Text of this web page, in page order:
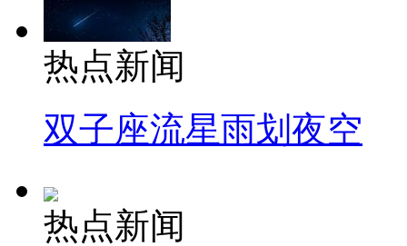
热点新闻
双子座流星雨划夜空
热点新闻